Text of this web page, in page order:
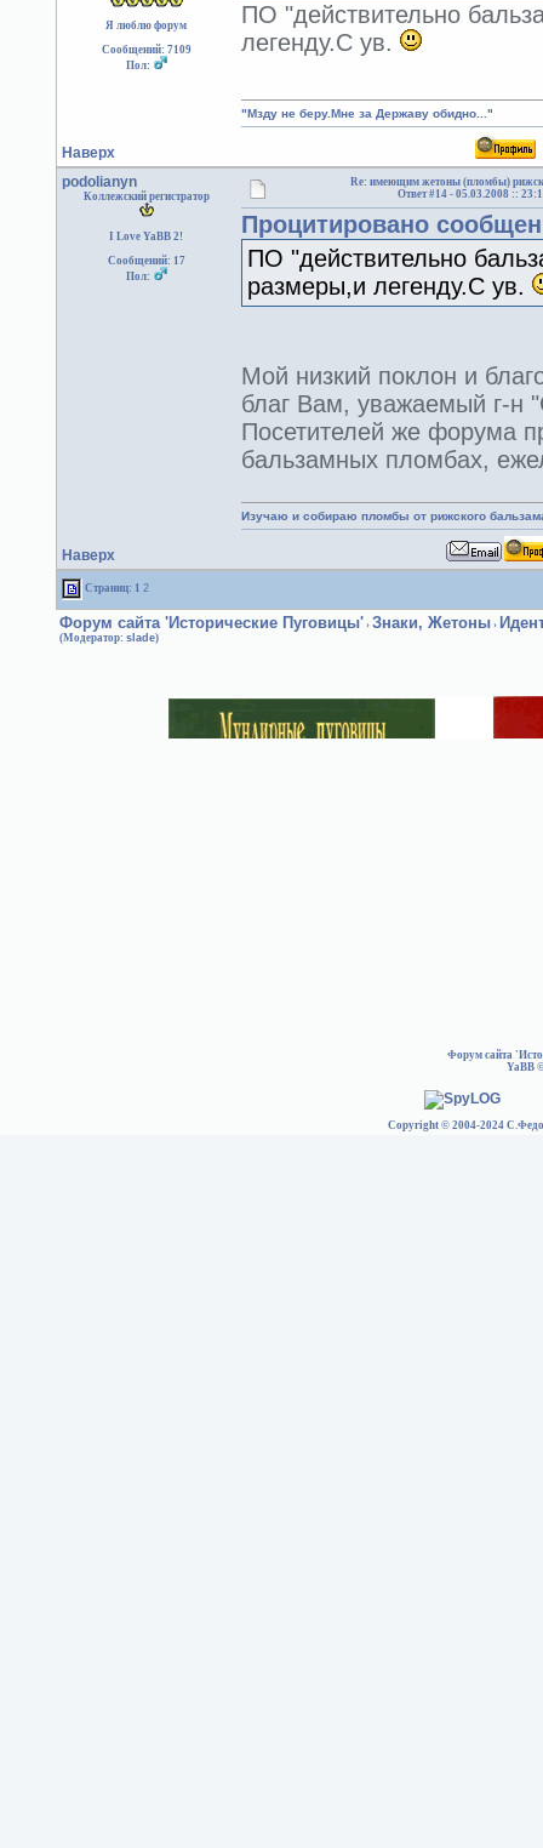
Я люблю форум
Сообщений: 7109
Пол:
ПО "действительно
легенду.С ув.
Наверх
"Мзду не беру.Мне за Державу обидно..."
podolianyn
Коллежский регистратор
I Love YaBB 2!
Сообщений: 17
Пол:
Re: имеющим жетоны (пломбы)
Ответ #14 - 05.03.2008 ::
Процитировано
ПО "действительно
размеры,и легенду.С ув.
Мой низкий поклон и
благ Вам, уважаемый г-н
Посетителей же форума
бальзамных пломбах,
Наверх
Изучаю и собираю пломбы от рижского
Страниц: 1 2
Форум сайта 'Исторические Пуговицы' › Знаки, Жетоны ›
(Модератор: slade)
Форум сайта
YaBB
Copyright © 2004-2024